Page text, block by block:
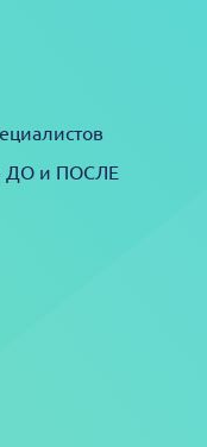
ДО и ПОСЛЕ